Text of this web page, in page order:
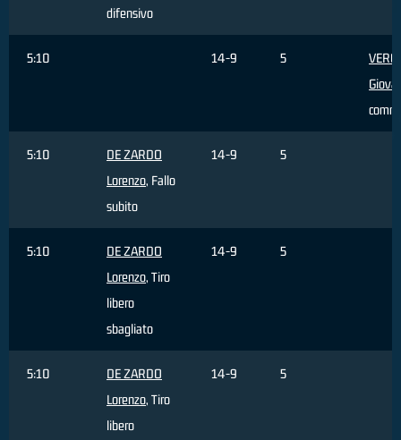
difensivo
5:10 14-9 5
5:10
DE ZARDO
Lorenzo, Fallo
subito
14-9 5
5:10
DE ZARDO
Lorenzo, Tiro
libero
sbagliato
14-9 5
5:10
DE ZARDO
Lorenzo, Tiro
libero
14-9 5